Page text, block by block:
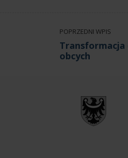
POPRZEDNI WPIS
Transformacja
obcych